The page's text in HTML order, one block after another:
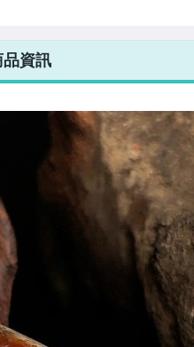
38元
筆筆優惠無限次！
資訊